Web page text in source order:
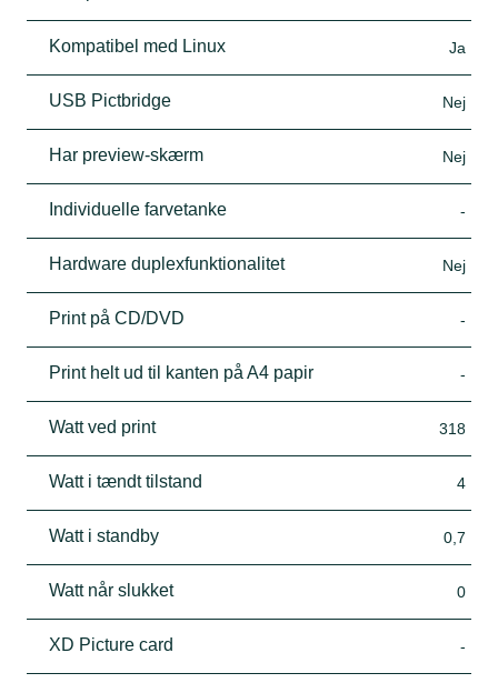
Kompatibel med Linux Ja
USB Pictbridge Nej
Har preview-skærm Nej
Individuelle farvetanke -
Hardware duplexfunktionalitet Nej
Print på CD/DVD -
Print helt ud til kanten på A4 papir -
Watt ved print 318
Watt i tændt tilstand 4
Watt i standby 0,7
Watt når slukket 0
XD Picture card -